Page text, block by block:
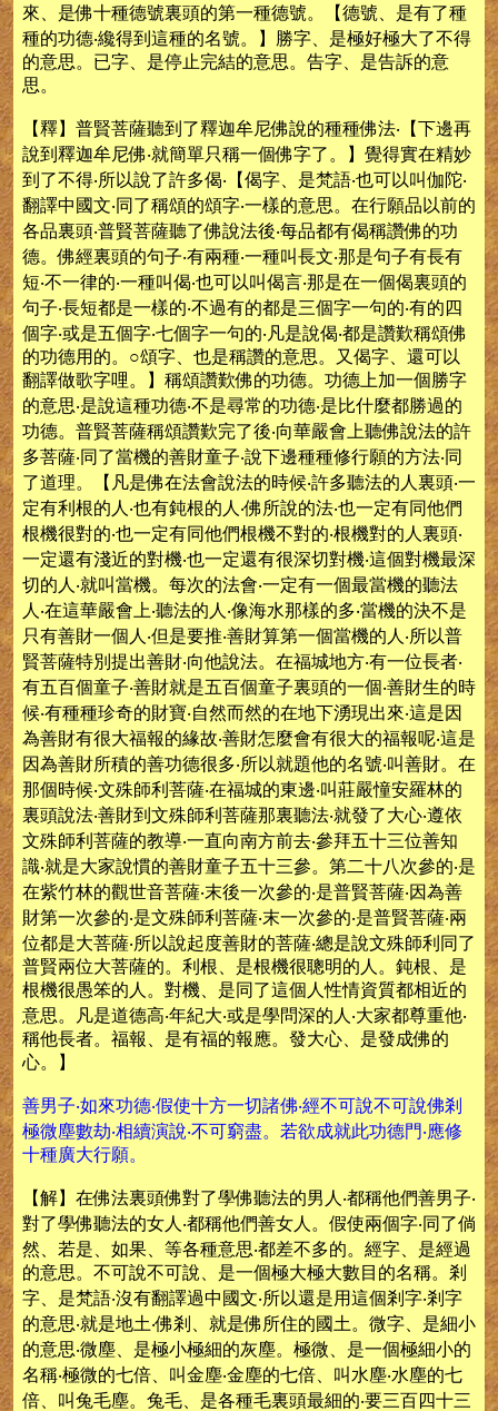
來、是佛十種德號裏頭的第一種德號。【德號、是有了種
種的功德‧纔得到這種的名號。】勝字、是極好極大了不得
的意思。已字、是停止完結的意思。告字、是告訴的意
思。
【釋】普賢菩薩聽到了釋迦牟尼佛說的種種佛法‧【下邊再
說到釋迦牟尼佛‧就簡單只稱一個佛字了。】覺得實在精妙
到了不得‧所以說了許多偈‧【偈字、是梵語‧也可以叫伽陀‧
翻譯中國文‧同了稱頌的頌字‧一樣的意思。在行願品以前的
各品裏頭‧普賢菩薩聽了佛說法後‧每品都有偈稱讚佛的功
德。佛經裏頭的句子‧有兩種‧一種叫長文‧那是句子有長有
短‧不一律的‧一種叫偈‧也可以叫偈言‧那是在一個偈裏頭的
句子‧長短都是一樣的‧不過有的都是三個字一句的‧有的四
個字‧或是五個字‧七個字一句的‧凡是說偈‧都是讚歎稱頌佛
的功德用的。○頌字、也是稱讚的意思。又偈字、還可以
翻譯做歌字哩。】稱頌讚歎佛的功德。功德上加一個勝字
的意思‧是說這種功德‧不是尋常的功德‧是比什麼都勝過的
功德。普賢菩薩稱頌讚歎完了後‧向華嚴會上聽佛說法的許
多菩薩‧同了當機的善財童子‧說下邊種種修行願的方法‧同
了道理。【凡是佛在法會說法的時候‧許多聽法的人裏頭‧一
定有利根的人‧也有鈍根的人‧佛所說的法‧也一定有同他們
根機很對的‧也一定有同他們根機不對的‧根機對的人裏頭‧
一定還有淺近的對機‧也一定還有很深切對機‧這個對機最深
切的人‧就叫當機。每次的法會‧一定有一個最當機的聽法
人‧在這華嚴會上‧聽法的人‧像海水那樣的多‧當機的決不是
只有善財一個人‧但是要推‧善財算第一個當機的人‧所以普
賢菩薩特別提出善財‧向他說法。在福城地方‧有一位長者‧
有五百個童子‧善財就是五百個童子裏頭的一個‧善財生的時
候‧有種種珍奇的財寶‧自然而然的在地下湧現出來‧這是因
為善財有很大福報的緣故‧善財怎麼會有很大的福報呢‧這是
因為善財所積的善功德很多‧所以就題他的名號‧叫善財。在
那個時候‧文殊師利菩薩‧在福城的東邊‧叫莊嚴憧安羅林的
裏頭說法‧善財到文殊師利菩薩那裏聽法‧就發了大心‧遵依
文殊師利菩薩的教導‧一直向南方前去‧參拜五十三位善知
識‧就是大家說慣的善財童子五十三參。第二十八次參的‧是
在紫竹林的觀世音菩薩‧末後一次參的‧是普賢菩薩‧因為善
財第一次參的‧是文殊師利菩薩‧末一次參的‧是普賢菩薩‧兩
位都是大菩薩‧所以說起度善財的菩薩‧總是說文殊師利同了
普賢兩位大菩薩的。利根、是根機很聰明的人。鈍根、是
根機很愚笨的人。對機、是同了這個人性情資質都相近的
意思。凡是道德高‧年紀大‧或是學問深的人‧大家都尊重他‧
稱他長者。福報、是有福的報應。發大心、是發成佛的
心。】
善男子‧如來功德‧假使十方一切諸佛‧經不可說不可說佛剎
極微塵數劫‧相續演說‧不可窮盡。若欲成就此功德門‧應修
十種廣大行願。
【解】在佛法裏頭佛對了學佛聽法的男人‧都稱他們善男子‧
對了學佛聽法的女人‧都稱他們善女人。假使兩個字‧同了倘
然、若是、如果、等各種意思‧都差不多的。經字、是經過
的意思。不可說不可說、是一個極大極大數目的名稱。剎
字、是梵語‧沒有翻譯過中國文‧所以還是用這個剎字‧剎字
的意思‧就是地土‧佛剎、就是佛所住的國土。微字、是細小
的意思‧微塵、是極小極細的灰塵。極微、是一個極細小的
名稱‧極微的七倍、叫金塵‧金塵的七倍、叫水塵‧水塵的七
倍、叫兔毛塵。兔毛、是各種毛裏頭最細的‧要三百四十三